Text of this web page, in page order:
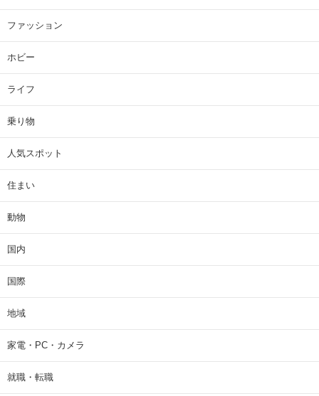
ファッション
ホビー
ライフ
乗り物
人気スポット
住まい
動物
国内
国際
地域
家電・PC・カメラ
就職・転職